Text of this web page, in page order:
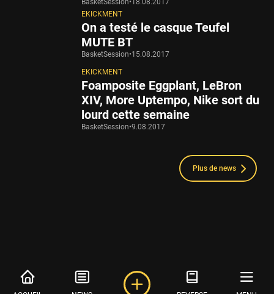
BasketSession•18.08.2017
EKICKMENT
On a testé le casque Teufel
MUTE BT
BasketSession•15.08.2017
EKICKMENT
Foamposite Eggplant, LeBron
XIV, More Uptempo, Nike sort du
lourd cette semaine
BasketSession•9.08.2017
Plus de news